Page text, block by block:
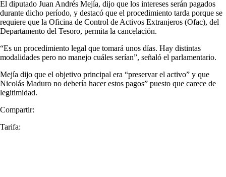
El diputado Juan Andrés Mejía, dijo que los intereses serán pagados
durante dicho período, y destacó que el procedimiento tarda porque se
requiere que la Oficina de Control de Activos Extranjeros (Ofac), del
Departamento del Tesoro, permita la cancelación.
“Es un procedimiento legal que tomará unos días. Hay distintas
modalidades pero no manejo cuáles serían”, señaló el parlamentario.
Mejía dijo que el objetivo principal era “preservar el activo” y que
Nicolás Maduro no debería hacer estos pagos” puesto que carece de
legitimidad.
Compartir:
Tarifa: